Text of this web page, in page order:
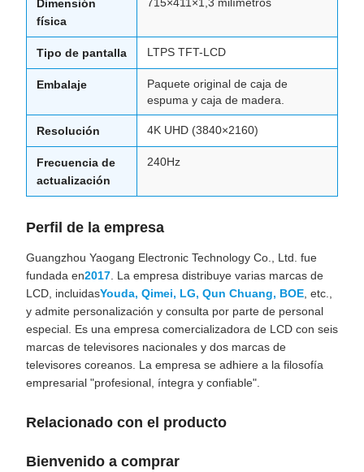
Dimensión
física
Tipo de pantalla LTPS TFT-LCD
Embalaje
Paquete original de caja de
espuma y caja de madera.
Resolución 4K UHD (3840×2160)
Frecuencia de
actualización
240Hz
Perfil de la empresa
Guangzhou Yaogang Electronic Technology Co., Ltd. fue
fundada en2017 . La empresa distribuye varias marcas de
LCD, incluidasYouda, Qimei, LG, Qun Chuang, BOE , etc.,
y admite personalización y consulta por parte de personal
especial. Es una empresa comercializadora de LCD con seis
marcas de televisores nacionales y dos marcas de
televisores coreanos. La empresa se adhiere a la filosofía
empresarial "profesional, íntegra y confiable".
Relacionado con el producto
Bienvenido a comprar